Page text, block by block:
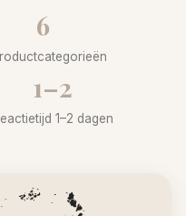
6
1–2
1–2 dagen